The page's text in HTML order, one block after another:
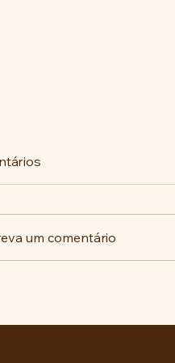
EMC requentados!?
um comentário